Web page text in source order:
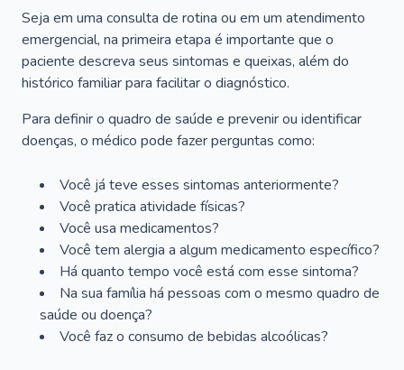
Seja em uma consulta de rotina ou em um atendimento
emergencial, na primeira etapa é importante que o
paciente descreva seus sintomas e queixas, além do
histórico familiar para facilitar o diagnóstico.
Para definir o quadro de saúde e prevenir ou identificar
doenças, o médico pode fazer perguntas como:
Você já teve esses sintomas anteriormente?
Você pratica atividade físicas?
Você usa medicamentos?
Você tem alergia a algum medicamento específico?
Há quanto tempo você está com esse sintoma?
Na sua família há pessoas com o mesmo quadro de
saúde ou doença?
Você faz o consumo de bebidas alcoólicas?